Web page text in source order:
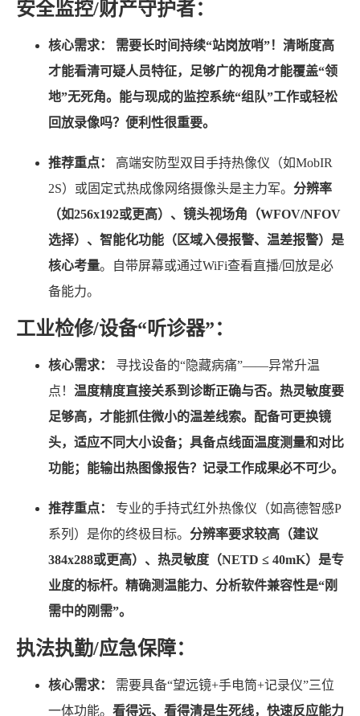
安全监控/财产守护者：
核心需求：
需要长时间持续“站岗放哨”！清晰度高
才能看清可疑人员特征，足够广的视角才能覆盖“领
地”无死角。能与现成的监控系统“组队”工作或轻松
回放录像吗？便利性很重要。
推荐重点：
高端安防型双目手持热像仪（如MobIR
2S）或固定式热成像网络摄像头是主力军。 分辨率
（如256x192或更高）、镜头视场角（WFOV/NFOV
选择）、智能化功能（区域入侵报警、温差报警）是
核心考量。自带屏幕或通过WiFi查看直播/回放是必
备能力。
工业检修/设备“听诊器”：
核心需求：
寻找设备的“隐藏病痛”——异常升温
点！ 温度精度直接关系到诊断正确与否。热灵敏度要
足够高，才能抓住微小的温差线索。配备可更换镜
头，适应不同大小设备；具备点线面温度测量和对比
功能；能输出热图像报告？记录工作成果必不可少。
推荐重点：
专业的手持式红外热像仪（如高德智感P
系列）是你的终极目标。 分辨率要求较高（建议
384x288或更高）、热灵敏度（NETD ≤ 40mK）是专
业度的标杆。精确测温能力、分析软件兼容性是“刚
需中的刚需”。
执法执勤/应急保障：
核心需求：
需要具备“望远镜+手电筒+记录仪”三位
一体功能。 看得远、看得清是生死线，快速反应能力